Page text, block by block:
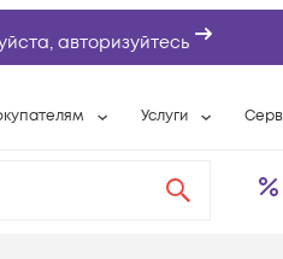
авторизуйтесь
Услуги
Расширенная